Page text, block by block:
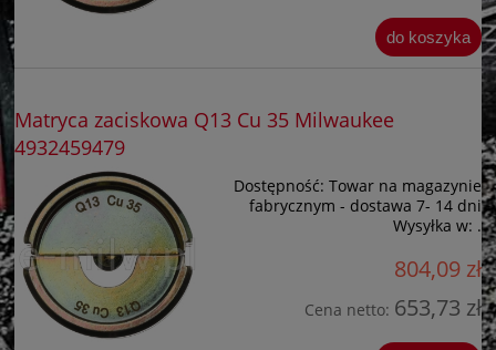
do koszyka
Matryca zaciskowa Q13 Cu 35 Milwaukee
4932459479
Dostępność: Towar na magazynie
fabrycznym - dostawa 7- 14 dni
Wysyłka w: .
804,09 zł
Cena netto: 653,73 zł